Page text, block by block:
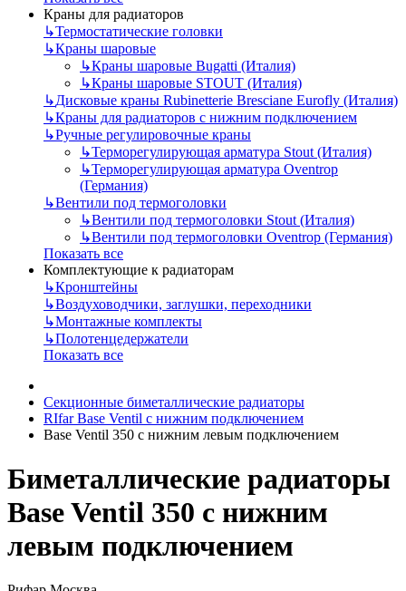
Краны для радиаторов
↳Термостатические головки
↳Краны шаровые
↳Краны шаровые Bugatti (Италия)
↳Краны шаровые STOUT (Италия)
↳Дисковые краны Rubinetterie Bresciane Eurofly (Италия)
↳Краны для радиаторов с нижним подключением
↳Ручные регулировочные краны
↳Терморегулирующая арматура Stout (Италия)
↳Терморегулирующая арматура Oventrop
(Германия)
↳Вентили под термоголовки
↳Вентили под термоголовки Stout (Италия)
↳Вентили под термоголовки Oventrop (Германия)
Показать все
Комплектующие к радиаторам
↳Кронштейны
↳Воздуховодчики, заглушки, переходники
↳Монтажные комплекты
↳Полотенцедержатели
Показать все
Секционные биметаллические радиаторы
RIfar Base Ventil с нижним подключением
Base Ventil 350 с нижним левым подключением
Биметаллические радиаторы
Base Ventil 350 с нижним
левым подключением